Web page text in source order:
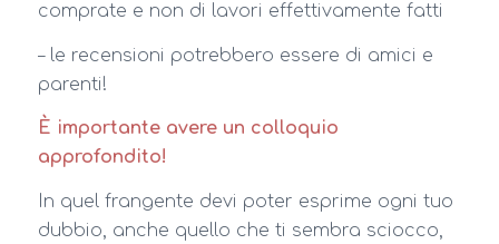
comprate e non di lavori effettivamente fatti
– le recensioni potrebbero essere di amici e
parenti!
È importante avere un colloquio
approfondito!
In quel frangente devi poter esprime ogni tuo
dubbio, anche quello che ti sembra sciocco,